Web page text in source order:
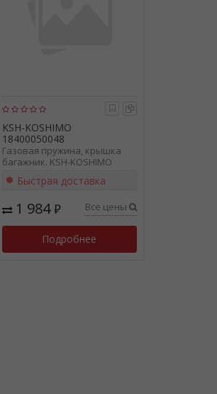
KSH-KOSHIMO
18400050048
Газовая пружина, крышка
багажник. KSH-KOSHIMO
Быстрая доставка
1 984₽ Все цены
Подробнее